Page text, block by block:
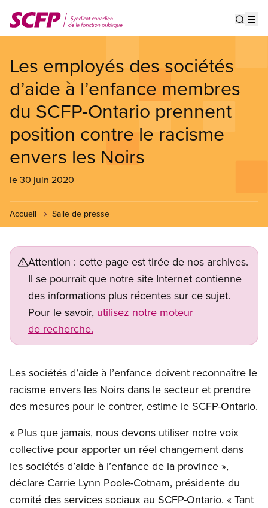
au
contenu
Les employés des sociétés
d’aide à l’enfance membres
du SCFP-Ontario prennent
position contre le racisme
envers les Noirs
le 30 juin 2020
Accueil Salle de presse
Attention : cette page est tirée de nos archives.
Il se pourrait que notre site Internet contienne
des informations plus récentes sur ce sujet.
Pour le savoir, utilisez notre moteur
de recherche.
Les sociétés d’aide à l’enfance doivent reconnaître le
racisme envers les Noirs dans le secteur et prendre
des mesures pour le contrer, estime le SCFP-Ontario.
« Plus que jamais, nous devons utiliser notre voix
collective pour apporter un réel changement dans
les sociétés d’aide à l’enfance de la province »,
déclare Carrie Lynn Poole-Cotnam, présidente du
comité des services sociaux au SCFP-Ontario. « Tant